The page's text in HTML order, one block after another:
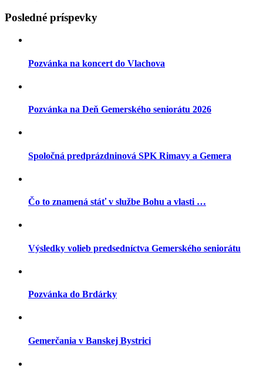
Posledné príspevky
Pozvánka na koncert do Vlachova
Pozvánka na Deň Gemerského seniorátu 2026
Spoločná predprázdninová SPK Rimavy a Gemera
Čo to znamená stáť v službe Bohu a vlasti …
Výsledky volieb predsedníctva Gemerského seniorátu
Pozvánka do Brdárky
Gemerčania v Banskej Bystrici